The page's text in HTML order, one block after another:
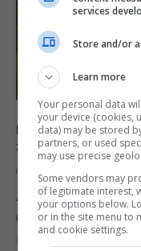
Dragon Quest VIII:
3DS é adiado para
OS
A Nintendo
Quest VIII:
mais lançado
services
Store and/or
Learn more
Your personal data
your device (cookies,
data) may be stored
partners, or used
may use precise
Some vendors may
of legitimate interest,
your options below.
or in the site menu to
and cookie settings.